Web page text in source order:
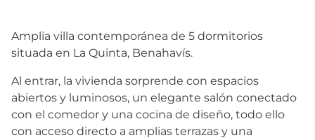
Amplia villa contemporánea de 5 dormitorios
situada en La Quinta, Benahavís.
Al entrar, la vivienda sorprende con espacios
abiertos y luminosos, un elegante salón conectado
con el comedor y una cocina de diseño, todo ello
con acceso directo a amplias terrazas y una